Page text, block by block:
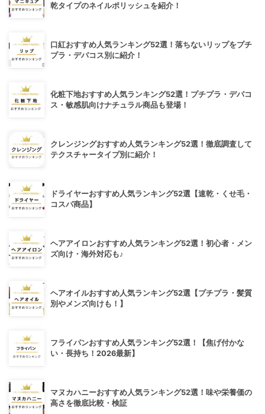
乾タイプのネイルポリッシュを紹介！
口紅おすすめ人気ランキング52選！落ちないリップをプチ
プラ・デパコス別に紹介！
化粧下地おすすめ人気ランキング52選！プチプラ・デパコ
ス・敏感肌向けナチュラル商品も登場！
クレンジングおすすめ人気ランキング52選！徹底調査して
テクスチャータイプ別に紹介！
ドライヤーおすすめ人気ランキング52選【速乾・くせ毛・
コスパ商品】
ヘアアイロンおすすめ人気ランキング52選！初心者・メン
ズ向け・海外対応も♪
ヘアオイルおすすめ人気ランキング52選【プチプラ・髪質
別やメンズ向けも！】
フライパンおすすめ人気ランキング52選！【焦げ付かな
い・長持ち！2026最新】
マヌカハニーおすすめ人気ランキング52選！味や栄養価の
高さを徹底比較・検証